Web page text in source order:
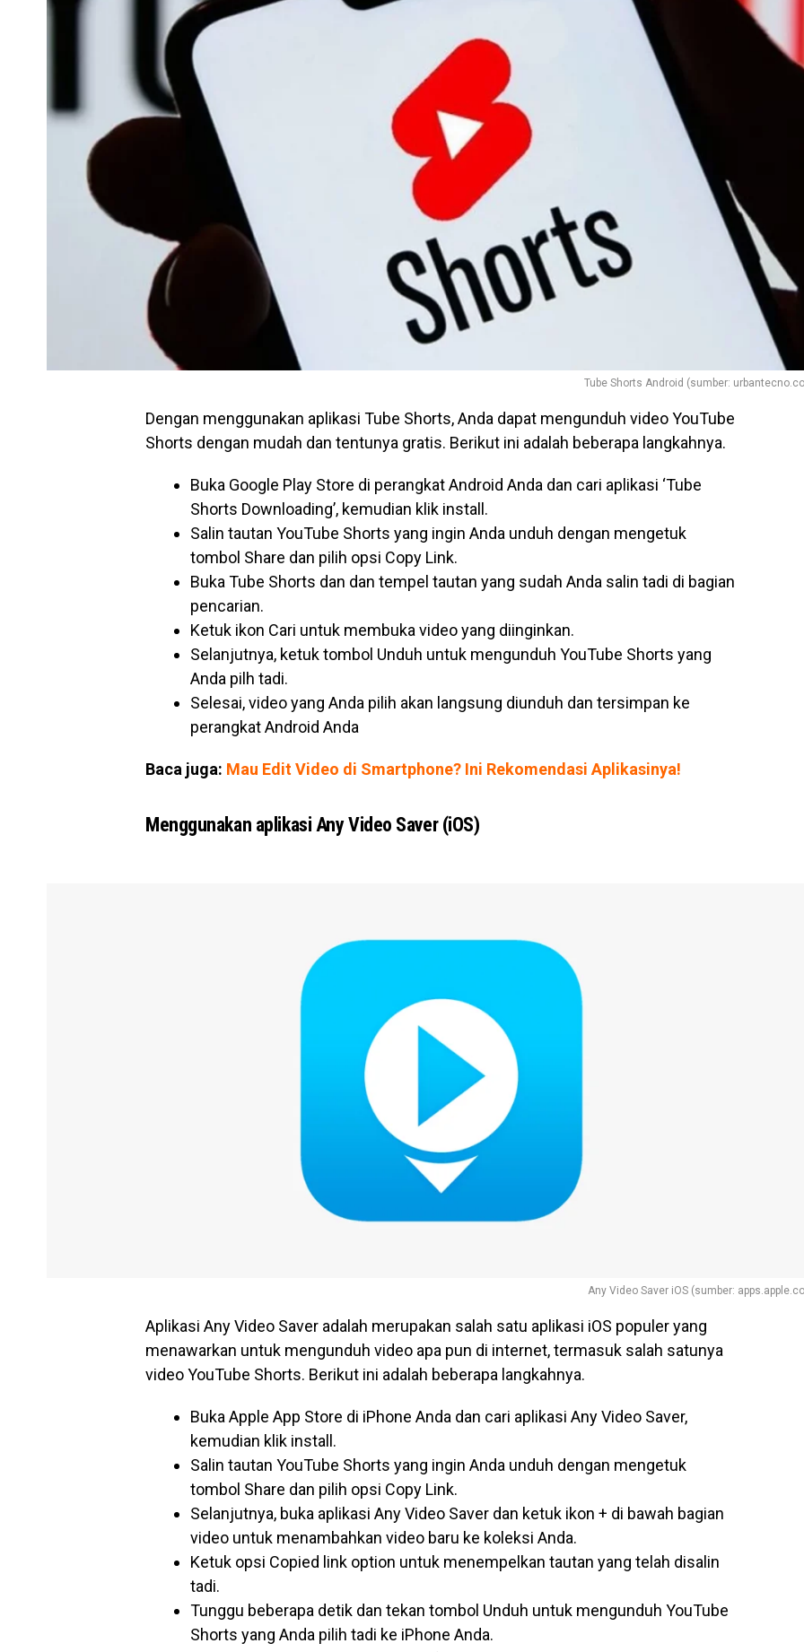
Tube Shorts Android (sumber:
Dengan menggunakan aplikasi Tube Shorts, Anda dapat mengunduh video YouTube
Shorts dengan mudah dan tentunya gratis. Berikut ini adalah beberapa langkahnya.
Buka Google Play Store di perangkat Android Anda dan cari aplikasi ‘Tube
Shorts Downloading’, kemudian klik install.
Salin tautan YouTube Shorts yang ingin Anda unduh dengan mengetuk
tombol Share dan pilih opsi Copy Link.
Buka Tube Shorts dan dan tempel tautan yang sudah Anda salin tadi di bagian
pencarian.
Ketuk ikon Cari untuk membuka video yang diinginkan.
Selanjutnya, ketuk tombol Unduh untuk mengunduh YouTube Shorts yang
Anda pilh tadi.
Selesai, video yang Anda pilih akan langsung diunduh dan tersimpan ke
perangkat Android Anda
Baca juga: Mau Edit Video di Smartphone? Ini Rekomendasi Aplikasinya!
Menggunakan aplikasi Any Video Saver (iOS)
Any Video Saver iOS (sumber:
Aplikasi Any Video Saver adalah merupakan salah satu aplikasi iOS populer yang
menawarkan untuk mengunduh video apa pun di internet, termasuk salah satunya
video YouTube Shorts. Berikut ini adalah beberapa langkahnya.
Buka Apple App Store di iPhone Anda dan cari aplikasi Any Video Saver,
kemudian klik install.
Salin tautan YouTube Shorts yang ingin Anda unduh dengan mengetuk
tombol Share dan pilih opsi Copy Link.
Selanjutnya, buka aplikasi Any Video Saver dan ketuk ikon + di bawah bagian
video untuk menambahkan video baru ke koleksi Anda.
Ketuk opsi Copied link option untuk menempelkan tautan yang telah disalin
tadi.
Tunggu beberapa detik dan tekan tombol Unduh untuk mengunduh YouTube
Shorts yang Anda pilih tadi ke iPhone Anda.